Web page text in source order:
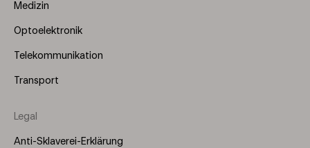
Medizin
Optoelektronik
Telekommunikation
Transport
Legal
Anti-Sklaverei-Erklärung